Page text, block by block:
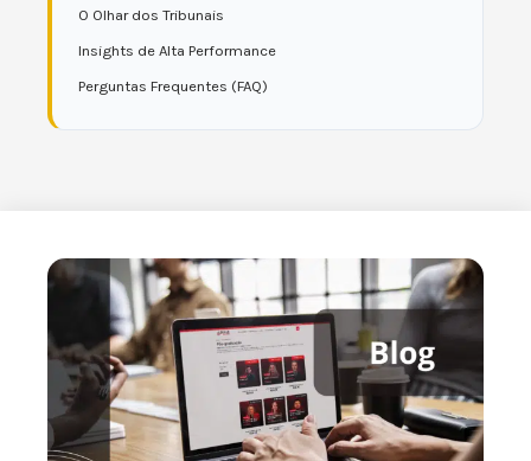
O Olhar dos Tribunais
Insights de Alta Performance
Perguntas Frequentes (FAQ)